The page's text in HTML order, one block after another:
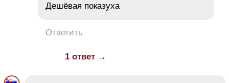
Дешёвая показуха
Ответить
1 ответ →